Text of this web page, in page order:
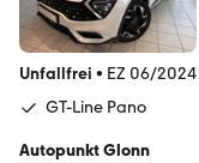
Unfallfrei • EZ 06/2024
GT-Line Pano
Autopunkt Glonn